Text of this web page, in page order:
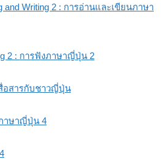
and Writing 2 : การอ่านและเขียนภาษา
2 : การฟังภาษาญี่ปุ่น 2
อสารกับชาวญี่ปุ่น
าษาญี่ปุ่น 4